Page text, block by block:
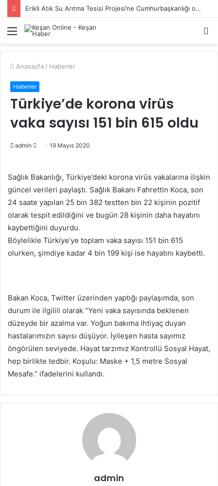
Erikli Atık Su Arıtma Tesisi Projesi’ne Cumhurbaşkanlığı onayı
Menü
Anasayfa / Haberler
Haberler
Türkiye’de korona virüs
vaka sayısı 151 bin 615 oldu
admin
göndermek
19 Mayıs 2020
Sağlık Bakanlığı, Türkiye’deki korona virüs vakalarına ilişkin
güncel verileri paylaştı. Sağlık Bakanı Fahrettin Koca, son
24 saate yapılan 25 bin 382 testten bin 22 kişinin pozitif
olarak tespit edildiğini ve bugün 28 kişinin daha hayatını
kaybettiğini duyurdu.
Böylelikle Türkiye’ye toplam vaka sayısı 151 bin 615
olurken, şimdiye kadar 4 bin 199 kişi ise hayatını kaybetti.
Bakan Koca, Twitter üzerinden yaptığı paylaşımda, son
durum ile ilgilili olarak “Yeni vaka sayısında beklenen
düzeyde bir azalma var. Yoğun bakıma ihtiyaç duyan
hastalarımızın sayısı düşüyor. İyileşen hasta sayımız
öngörülen seviyede. Hayat tarzımız Kontrollü Sosyal Hayat,
hep birlikte tedbir. Koşulu: Maske + 1,5 metre Sosyal
Mesafe.” ifadelerini kullandı.
admin